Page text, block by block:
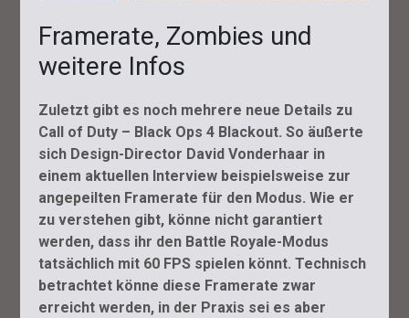
Framerate, Zombies und
weitere Infos
Zuletzt gibt es noch mehrere neue Details zu
Call of Duty – Black Ops 4 Blackout. So äußerte
sich Design-Director David Vonderhaar in
einem aktuellen Interview beispielsweise zur
angepeilten Framerate für den Modus. Wie er
zu verstehen gibt, könne nicht garantiert
werden, dass ihr den Battle Royale-Modus
tatsächlich mit 60 FPS spielen könnt. Technisch
betrachtet könne diese Framerate zwar
erreicht werden, in der Praxis sei es aber